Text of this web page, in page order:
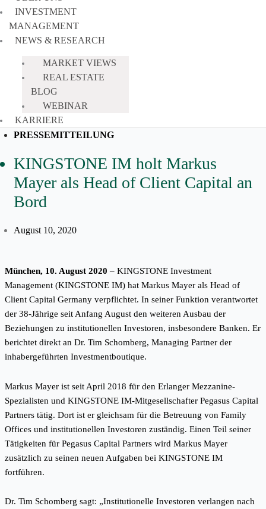
INVESTMENT
MANAGEMENT
NEWS & RESEARCH
MARKET VIEWS
REAL ESTATE
BLOG
WEBINAR
KARRIERE
PRESSEMITTEILUNG
KINGSTONE IM holt Markus
Mayer als Head of Client Capital an
Bord
August 10, 2020
München, 10. August 2020 – KINGSTONE Investment
Management (KINGSTONE IM) hat Markus Mayer als Head of
Client Capital Germany verpflichtet. In seiner Funktion verantwortet
der 38-Jährige seit Anfang August den weiteren Ausbau der
Beziehungen zu institutionellen Investoren, insbesondere Banken. Er
berichtet direkt an Dr. Tim Schomberg, Managing Partner der
inhabergeführten Investmentboutique.
Markus Mayer ist seit April 2018 für den Erlanger Mezzanine-
Spezialisten und KINGSTONE IM-Mitgesellschafter Pegasus Capital
Partners tätig. Dort ist er gleichsam für die Betreuung von Family
Offices und institutionellen Investoren zuständig. Einen Teil seiner
Tätigkeiten für Pegasus Capital Partners wird Markus Mayer
zusätzlich zu seinen neuen Aufgaben bei KINGSTONE IM
fortführen.
Dr. Tim Schomberg sagt: „Institutionelle Investoren verlangen nach